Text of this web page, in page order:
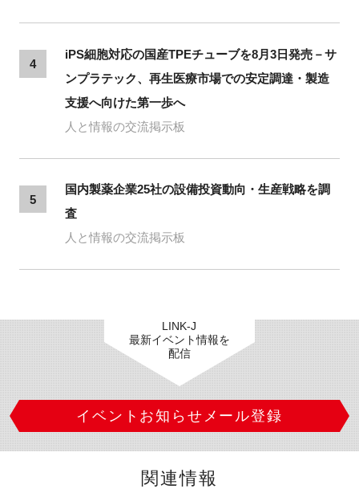
4
iPS細胞対応の国産TPEチューブを8月3日発売－サ
ンプラテック、再生医療市場での安定調達・製造
支援へ向けた第一歩へ
人と情報の交流掲示板
5
国内製薬企業25社の設備投資動向・生産戦略を調
査
人と情報の交流掲示板
LINK-J
最新イベント情報を
配信
イベントお知らせメール登録
関連情報